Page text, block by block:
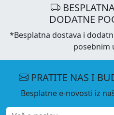
DODATNE
*Besplatna dostava i
posebnim
PRATITE NAS I
Besplatne e-novosti iz